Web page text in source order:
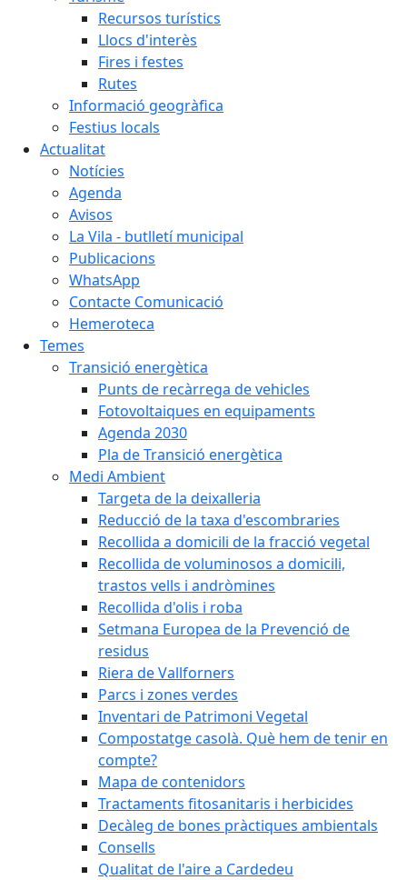
Recursos turístics
Llocs d'interès
Fires i festes
Rutes
Informació geogràfica
Festius locals
Actualitat
Notícies
Agenda
Avisos
La Vila - butlletí municipal
Publicacions
WhatsApp
Contacte Comunicació
Hemeroteca
Temes
Transició energètica
Punts de recàrrega de vehicles
Fotovoltaiques en equipaments
Agenda 2030
Pla de Transició energètica
Medi Ambient
Targeta de la deixalleria
Reducció de la taxa d'escombraries
Recollida a domicili de la fracció vegetal
Recollida de voluminosos a domicili,
trastos vells i andròmines
Recollida d'olis i roba
Setmana Europea de la Prevenció de
residus
Riera de Vallforners
Parcs i zones verdes
Inventari de Patrimoni Vegetal
Compostatge casolà. Què hem de tenir en
compte?
Mapa de contenidors
Tractaments fitosanitaris i herbicides
Decàleg de bones pràctiques ambientals
Consells
Qualitat de l'aire a Cardedeu